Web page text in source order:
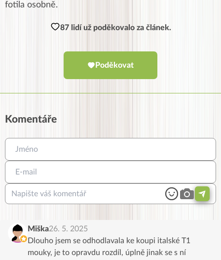
fotila osobně.
87 lidí už poděkovalo za článek.
Poděkovat
Komentáře
Miška26. 5. 2025
Dlouho jsem se odhodlavala ke koupi italské T1
mouky, je to opravdu rozdíl, úplně jinak se s ní